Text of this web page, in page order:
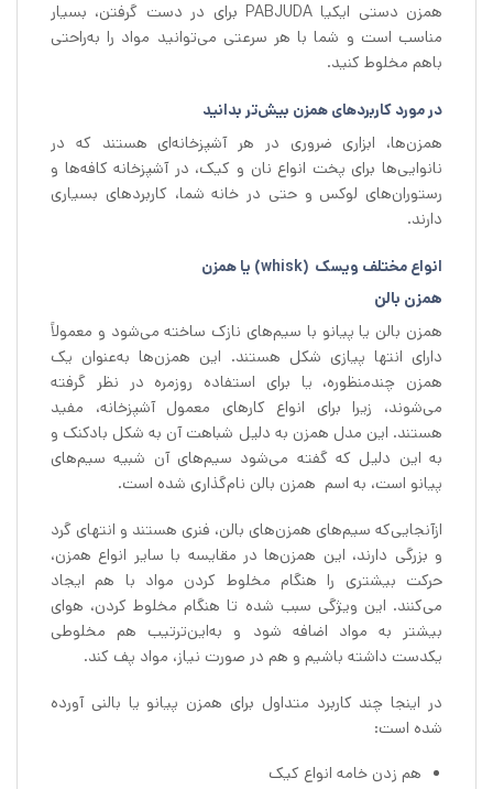
همزن دستی ایکیا PABJUDA برای در دست گرفتن، بسیار
مناسب است و شما با هر سرعتی می‌توانید مواد را به‌راحتی
باهم مخلوط کنید.
در مورد کاربردهای همزن بیش‌تر بدانید
همزن‌ها، ابزاری ضروری در هر آشپزخانه‌ای هستند که در
نانوایی‌ها برای پخت انواع نان و کیک، در آشپزخانه کافه‌ها و
رستوران‌های لوکس و حتی در خانه شما، کاربردهای بسیاری
دارند.
انواع مختلف ویسک (whisk) یا همزن
همزن بالن
همزن بالن یا پیانو با سیم‌های نازک ساخته می‌شود و معمولاً
دارای انتها پیازی شکل هستند. این همزن‌ها به‌عنوان یک
همزن چندمنظوره، یا برای استفاده روزمره در نظر گرفته
می‌شوند، زیرا برای انواع کارهای معمول آشپزخانه، مفید
هستند. این مدل همزن به دلیل شباهت آن به شکل بادکنک و
به این دلیل که گفته می‌شود سیم‌های آن شبیه سیم‌های
پیانو است، به اسم همزن بالن نام‌گذاری شده است.
ازآنجایی‌که سیم‌های همزن‌های بالن، فنری هستند و انتهای گرد
و بزرگی دارند، این همزن‌ها در مقایسه با سایر انواع همزن،
حرکت بیشتری را هنگام مخلوط کردن مواد با هم ایجاد
می‌کنند. این ویژگی سبب شده تا هنگام مخلوط کردن، هوای
بیشتر به مواد اضافه شود و به‌این‌ترتیب هم مخلوطی
یکدست داشته باشیم و هم در صورت نیاز، مواد پف کند.
در اینجا چند کاربرد متداول برای همزن پیانو یا بالنی آورده
شده است:
هم زدن خامه انواع کیک